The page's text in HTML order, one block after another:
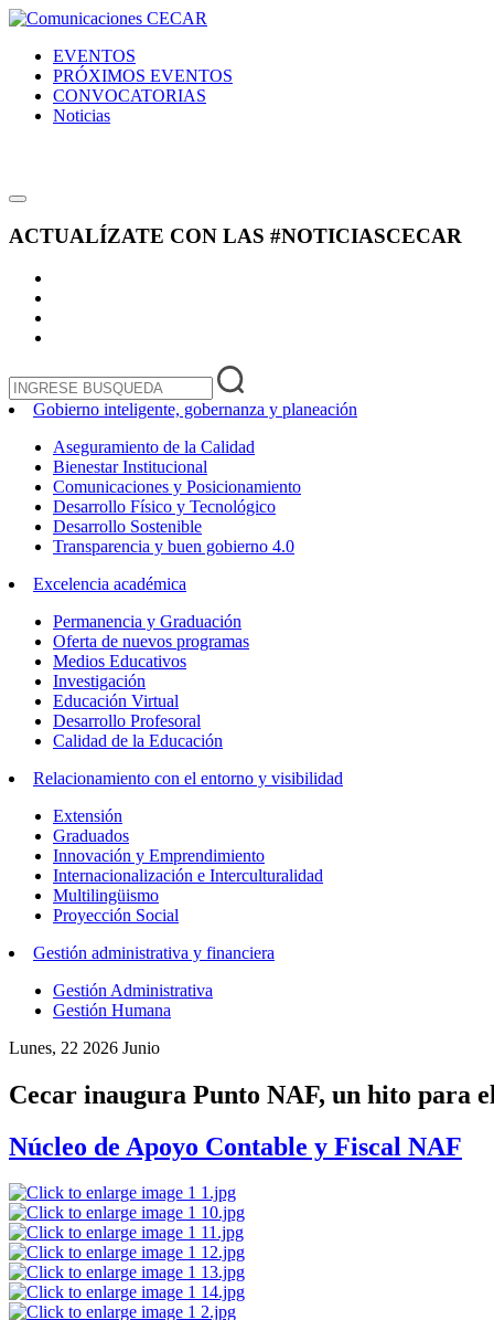
EVENTOS
PRÓXIMOS EVENTOS
CONVOCATORIAS
Noticias
ACTUALÍZATE CON LAS #NOTICIASCECAR
Gobierno inteligente, gobernanza y planeación
Aseguramiento de la Calidad
Bienestar Institucional
Comunicaciones y Posicionamiento
Desarrollo Físico y Tecnológico
Desarrollo Sostenible
Transparencia y buen gobierno 4.0
Excelencia académica
Permanencia y Graduación
Oferta de nuevos programas
Medios Educativos
Investigación
Educación Virtual
Desarrollo Profesoral
Calidad de la Educación
Relacionamiento con el entorno y visibilidad
Extensión
Graduados
Innovación y Emprendimiento
Internacionalización e Interculturalidad
Multilingüismo
Proyección Social
Gestión administrativa y financiera
Gestión Administrativa
Gestión Humana
Lunes, 22 2026 Junio
Cecar inaugura Punto NAF, un hito para
Núcleo de Apoyo Contable y Fiscal NAF